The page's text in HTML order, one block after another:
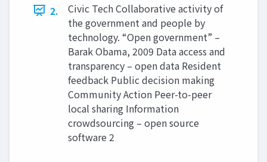
2.
Civic Tech Collaborative activity of
the government and people by
technology. “Open government” –
Barak Obama, 2009 Data access and
transparency – open data Resident
feedback Public decision making
Community Action Peer-to-peer
local sharing Information
crowdsourcing – open source
software 2